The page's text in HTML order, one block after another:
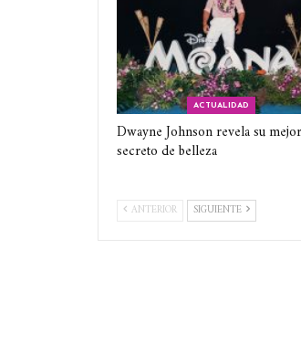
ACTUALIDAD
Dwayne Johnson revela su mejor
secreto de belleza
ANTERIOR SIGUIENTE